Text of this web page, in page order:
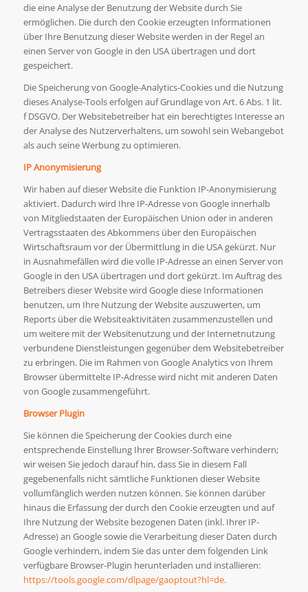
die eine Analyse der Benutzung der Website durch Sie
ermöglichen. Die durch den Cookie erzeugten Informationen
über Ihre Benutzung dieser Website werden in der Regel an
einen Server von Google in den USA übertragen und dort
gespeichert.
Die Speicherung von Google-Analytics-Cookies und die Nutzung
dieses Analyse-Tools erfolgen auf Grundlage von Art. 6 Abs. 1 lit.
f DSGVO. Der Websitebetreiber hat ein berechtigtes Interesse an
der Analyse des Nutzerverhaltens, um sowohl sein Webangebot
als auch seine Werbung zu optimieren.
IP Anonymisierung
Wir haben auf dieser Website die Funktion IP-Anonymisierung
aktiviert. Dadurch wird Ihre IP-Adresse von Google innerhalb
von Mitgliedstaaten der Europäischen Union oder in anderen
Vertragsstaaten des Abkommens über den Europäischen
Wirtschaftsraum vor der Übermittlung in die USA gekürzt. Nur
in Ausnahmefällen wird die volle IP-Adresse an einen Server von
Google in den USA übertragen und dort gekürzt. Im Auftrag des
Betreibers dieser Website wird Google diese Informationen
benutzen, um Ihre Nutzung der Website auszuwerten, um
Reports über die Websiteaktivitäten zusammenzustellen und
um weitere mit der Websitenutzung und der Internetnutzung
verbundene Dienstleistungen gegenüber dem Websitebetreiber
zu erbringen. Die im Rahmen von Google Analytics von Ihrem
Browser übermittelte IP-Adresse wird nicht mit anderen Daten
von Google zusammengeführt.
Browser Plugin
Sie können die Speicherung der Cookies durch eine
entsprechende Einstellung Ihrer Browser-Software verhindern;
wir weisen Sie jedoch darauf hin, dass Sie in diesem Fall
gegebenenfalls nicht sämtliche Funktionen dieser Website
vollumfänglich werden nutzen können. Sie können darüber
hinaus die Erfassung der durch den Cookie erzeugten und auf
Ihre Nutzung der Website bezogenen Daten (inkl. Ihrer IP-
Adresse) an Google sowie die Verarbeitung dieser Daten durch
Google verhindern, indem Sie das unter dem folgenden Link
verfügbare Browser-Plugin herunterladen und installieren:
https://tools.google.com/dlpage/gaoptout?hl=de.